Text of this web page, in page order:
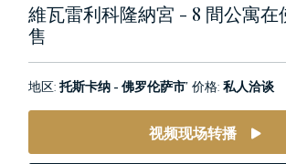
維瓦雷利科隆納宮 - 8 間公寓在
售
地区:托斯卡纳 - 佛罗伦萨市’价格:私人洽谈
视频现场转播